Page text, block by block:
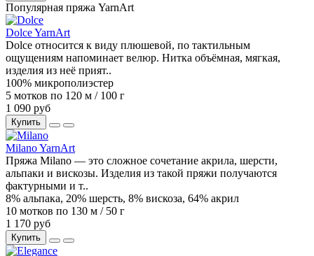
Популярная пряжа YarnArt
Dolce YarnArt
Dolce относится к виду плюшевой, по тактильным
ощущениям напоминает велюр. Нитка объёмная, мягкая,
изделия из неё прият..
100% микрополиэстер
5 мотков по 120 м / 100 г
1 090 руб
Купить
Milano YarnArt
Пряжа Milano — это сложное сочетание акрила, шерсти,
альпаки и вискозы. Изделия из такой пряжи получаются
фактурными и т..
8% альпака, 20% шерсть, 8% вискоза, 64% акрил
10 мотков по 130 м / 50 г
1 170 руб
Купить